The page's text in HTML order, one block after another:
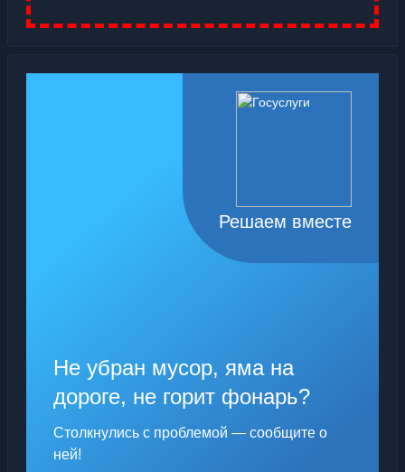
Решаем вместе
Не убран мусор, яма на
дороге, не горит фонарь?
Столкнулись с проблемой — сообщите о
ней!